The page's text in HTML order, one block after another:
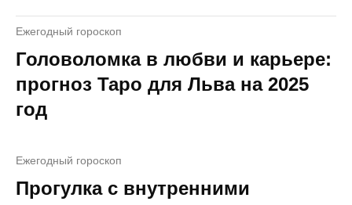
Ежегодный гороскоп
Головоломка в любви и карьере:
прогноз Таро для Льва на 2025
год
Ежегодный гороскоп
Прогулка с внутренними